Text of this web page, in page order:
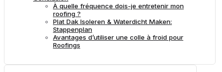
À quelle fréquence dois-je entretenir mon
roofing ?
Plat Dak Isoleren & Waterdicht Maken:
Stappenplan
Avantages d’utiliser une colle à froid pour
Roofings